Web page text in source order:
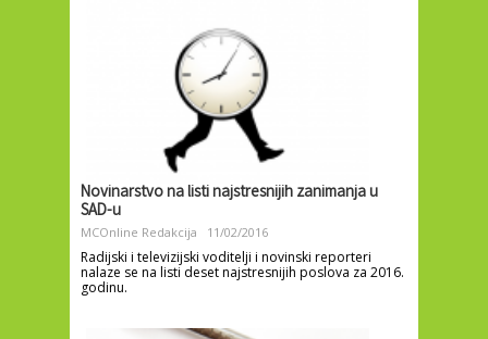
Novinarstvo na listi najstresnijih zanimanja u
SAD-u
MCOnline Redakcija 11/02/2016
Radijski i televizijski voditelji i novinski reporteri
nalaze se na listi deset najstresnijih poslova za 2016.
godinu.